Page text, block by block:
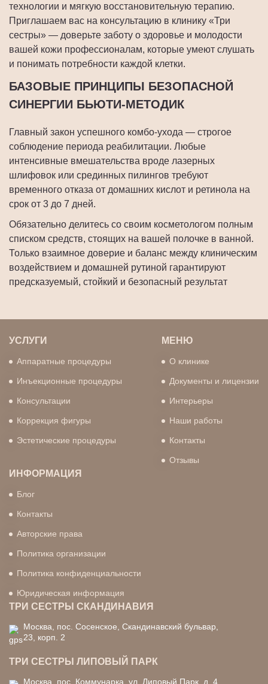
технологии и мягкую восстановительную терапию.
Приглашаем вас на консультацию в клинику «Три
сестры» — доверьте заботу о здоровье и молодости
вашей кожи профессионалам, которые умеют слушать
и понимать потребности каждой клетки.
БАЗОВЫЕ ПРИНЦИПЫ БЕЗОПАСНОЙ
СИНЕРГИИ БЬЮТИ-МЕТОДИК
Главный закон успешного комбо-ухода — строгое
соблюдение периода реабилитации. Любые
интенсивные вмешательства вроде лазерных
шлифовок или срединных пилингов требуют
временного отказа от домашних кислот и ретинола на
срок от 3 до 7 дней.
Обязательно делитесь со своим косметологом полным
списком средств, стоящих на вашей полочке в ванной.
Только взаимное доверие и баланс между клиническим
воздействием и домашней рутиной гарантируют
предсказуемый, стойкий и безопасный результат
УСЛУГИ
Аппаратные процедуры
Инъекционные процедуры
Консультации
Коррекция фигуры
Эстетические процедуры
МЕНЮ
О клинике
Документы и лицензии
Интерьеры
Наши работы
Контакты
Отзывы
ИНФОРМАЦИЯ
Блог
Контакты
Авторские права
Политика организации
Политика конфиденциальности
Юридическая информация
ТРИ СЕСТРЫ СКАНДИНАВИЯ
Москва, пос. Сосенское, Скандинавский бульвар,
23, корп. 2
ТРИ СЕСТРЫ ЛИПОВЫЙ ПАРК
Москва, пос. Коммунарка, ул. Липовый Парк, д. 4